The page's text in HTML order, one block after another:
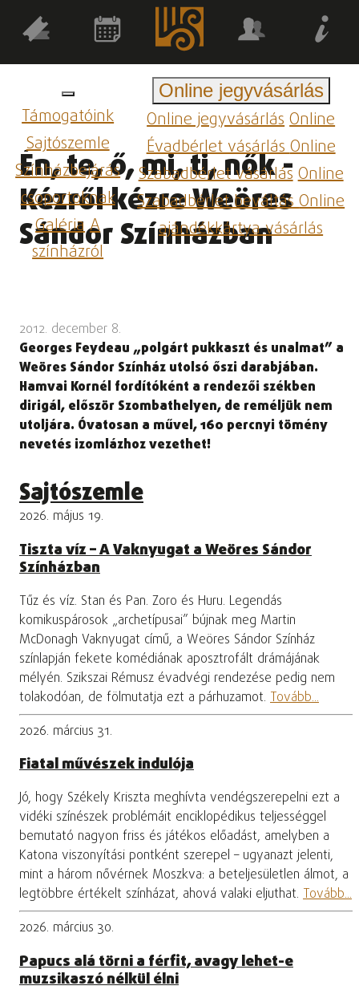
Támogatóink
Sajtószemle
Színházbejárás
csoportoknak
GalériaA
színházról
Online jegyvásárlás
Online jegyvásárlásOnline
Évadbérlet vásárlásOnline
Szabadbérlet vásárlásOnline
Szabadbérlet beváltásOnline
ajándékkártya vásárlás
Én, te, ő, mi, ti, nők -
Kézről kézre Weöres
Sándor Színházban
2012. december 8.
Georges Feydeau „polgárt pukkaszt és unalmat” a
Weöres Sándor Színház utolsó őszi darabjában.
Hamvai Kornél fordítóként a rendezői székben
dirigál, először Szombathelyen, de reméljük nem
utoljára. Óvatosan a művel, 160 percnyi tömény
nevetés izomlázhoz vezethet!
Sajtószemle
2026. május 19.
Tiszta víz – A Vaknyugat a Weöres Sándor
Színházban
Tűz és víz. Stan és Pan. Zoro és Huru. Legendás
komikuspárosok „archetípusai” bújnak meg Martin
McDonagh Vaknyugat című, a Weöres Sándor Színház
színlapján fekete komédiának aposztrofált drámájának
mélyén. Szikszai Rémusz évadvégi rendezése pedig nem
tolakodóan, de fölmutatja ezt a párhuzamot. Tovább...
2026. március 31.
Fiatal művészek indulója
Jó, hogy Székely Kriszta meghívta vendégszerepelni ezt a
vidéki színészek problémáit enciklopédikus teljességgel
bemutató nagyon friss és játékos előadást, amelyben a
Katona viszonyítási pontként szerepel – ugyanazt jelenti,
mint a három nővérnek Moszkva: a beteljesületlen álmot, a
legtöbbre értékelt színházat, ahová valaki eljuthat. Tovább...
2026. március 30.
Papucs alá törni a férfit, avagy lehet-e
muzsikaszó nélkül élni